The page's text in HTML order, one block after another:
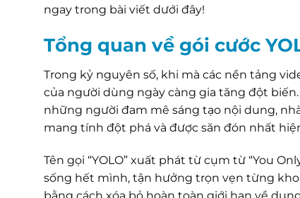
ngay trong bài viết dưới đây!
Tổng quan về gói cước
Trong kỷ nguyên số, khi mà các nền tảng
của người dùng ngày càng gia tăng đột
những người đam mê sáng tạo nội dung,
mang tính đột phá và được săn đón nhất
Tên gọi “YOLO” xuất phát từ cụm từ “You
sống hết mình, tận hưởng trọn vẹn từng